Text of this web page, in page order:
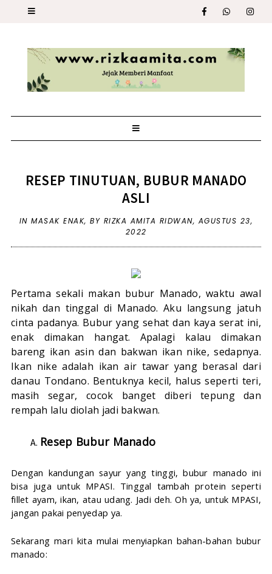
RESEP TINUTUAN, BUBUR MANADO
ASLI
INMASAK ENAK,BY RIZKA AMITA RIDWAN, AGUSTUS 23,
2022
Pertama sekali makan bubur Manado, waktu awal
nikah dan tinggal di Manado. Aku langsung jatuh
cinta padanya. Bubur yang sehat dan kaya serat ini,
enak dimakan hangat. Apalagi kalau dimakan
bareng ikan asin dan bakwan ikan nike, sedapnya.
Ikan nike adalah ikan air tawar yang berasal dari
danau Tondano. Bentuknya kecil, halus seperti teri,
masih segar, cocok banget diberi tepung dan
rempah lalu diolah jadi bakwan.
Resep Bubur Manado
Dengan kandungan sayur yang tinggi, bubur manado ini
bisa juga untuk MPASI. Tinggal tambah protein seperti
fillet ayam, ikan, atau udang. Jadi deh. Oh ya, untuk MPASI,
jangan pakai penyedap ya.
Sekarang mari kita mulai menyiapkan bahan-bahan bubur
manado: